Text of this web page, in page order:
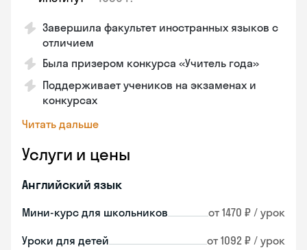
Завершила факультет иностранных языков с
отличием
Была призером конкурса «Учитель года»
Поддерживает учеников на экзаменах и
конкурсах
Читать дальше
Услуги и цены
Английский язык
Мини-курс для школьников от 1470 ₽ / урок
Уроки для детей от 1092 ₽ / урок